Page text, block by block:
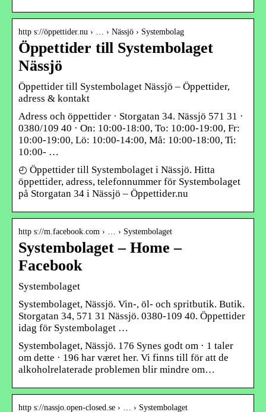
http s://öppettider.nu › … › Nässjö › Systembolag
Öppettider till Systembolaget
Nässjö
Öppettider till Systembolaget Nässjö – Öppettider,
adress & kontakt
Adress och öppettider · Storgatan 34. Nässjö 571 31 ·
0380/109 40 · On: 10:00-18:00, To: 10:00-19:00, Fr:
10:00-19:00, Lö: 10:00-14:00, Må: 10:00-18:00, Ti:
10:00- …
◴ Öppettider till Systembolaget i Nässjö. Hitta
öppettider, adress, telefonnummer för Systembolaget
på Storgatan 34 i Nässjö – Öppettider.nu
http s://m.facebook.com › … › Systembolaget
Systembolaget – Home –
Facebook
Systembolaget
Systembolaget, Nässjö. Vin-, öl- och spritbutik. Butik.
Storgatan 34, 571 31 Nässjö. 0380-109 40. Öppettider
idag för Systembolaget …
Systembolaget, Nässjö. 176 Synes godt om · 1 taler
om dette · 196 har været her. Vi finns till för att de
alkoholrelaterade problemen blir mindre om…
http s://nassjo.open-closed.se › … › Systembolaget